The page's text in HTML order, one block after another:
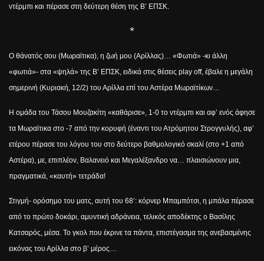
ντέρμπι και πέρασε στη δεύτερη θέση της Β’ ΕΠΣΚ.
*
Ο θάνατός σου (Μωραϊτικα), η ζωή μου (Αρίλλας)… «Φωτιά» -κι άλλη
«φωτιά»- στα «ψηλά» της Β’ ΕΠΣΚ, ειδικά στις θέσεις play off, έβαλε η μεγάλη
σημερινή (Κυριακή, 12/2) του Αρίλλα επί του Αστέρα Μωραϊτίκων…
Η ομάδα του Τάσου Μουζακίτη «καθάρισε», 1-0 το ντέρμπι και αφ’ ενός άφησε
τα Μωραϊτικα στο -7 από την κορυφή (έναντι του Ατρόμητου Στρογγυλής), αφ’
ετέρου πέρασε του λόγου του στο δεύτερο βαθμολογικό σκαλί (στο +1 από
Αστέρα), με, επιπλέον, Βαλανειό και Μεγαλέξανδρο να… πλαισιώνουν μια,
πραγματικά, «καυτή» τετράδα!
Στιγμή- ορόσημο του ματς, αυτή του 68’: κόρνερ Μπαμπότσι, η μπάλα πέρασε
από το πρώτο δοκάρι, αμυντική αδράνεια, τελικός αποδέκτης ο Βασίλης
Κατσαρός, μέσα. Το γκολ που έκρινε τα πάντα, επιστέγασμα της ανεβασμένης
εικόνας του Αρίλλα στο β’ μέρος…